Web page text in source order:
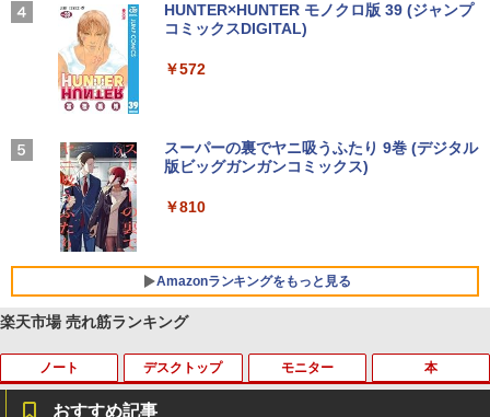
【2026年アップグレード版】AOKIMI ワイヤ
レスイヤホン bluetooth イヤホン V12 小型
るーとゅーす コードレス ENCノイズキャン
￥1,964
リング ANC 36時間再生
￥2,980
On My Road (Stadium ver.)
BUGS LIFE
by Amazon 天然水ラベルレス 2L×9本
￥1,117
コカ・コーラ やかんの麦茶 from 爽健美茶 ラ
HUNTER×HUNTER モノクロ版 39 (ジャンプ
コミックスDIGITAL)
￥572
スーパーの裏でヤニ吸うふたり 9巻 (デジタル
版ビッグガンガンコミックス)
￥810
Amazonランキングをもっと見る
楽天市場 売れ筋ランキング
ノート デスクトップ モニター 本
おすすめ記事